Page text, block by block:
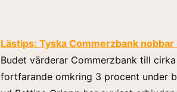
Lästips: Tyska Commerzbank
Budet värderar Commerzbank till
fortfarande omkring 3 procent under